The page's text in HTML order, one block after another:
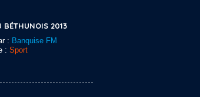
BÉTHUNOIS 2013
: Banquise FM
: Sport